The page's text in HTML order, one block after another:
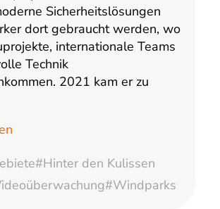
Sicherheitslösungen
dort gebraucht werden, wo
internationale Teams
Technik
2021 kam er zu
#Hinter den Kulissen
#Windparks